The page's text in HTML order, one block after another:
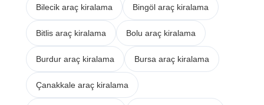
Bilecik araç kiralama Bingöl araç kiralama
Bitlis araç kiralama Bolu araç kiralama
Burdur araç kiralama Bursa araç kiralama
Çanakkale araç kiralama